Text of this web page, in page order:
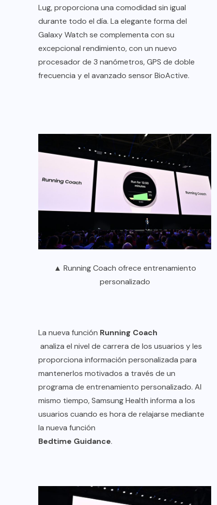
Lug, proporciona una comodidad sin igual
durante todo el día. La elegante forma del
Galaxy Watch se complementa con su
excepcional rendimiento, con un nuevo
procesador de 3 nanómetros, GPS de doble
frecuencia y el avanzado sensor BioActive.
▲ Running Coach ofrece entrenamiento
personalizado
La nueva función Running Coach
analiza el nivel de carrera de los usuarios y les
proporciona información personalizada para
mantenerlos motivados a través de un
programa de entrenamiento personalizado. Al
mismo tiempo, Samsung Health informa a los
usuarios cuando es hora de relajarse mediante
la nueva función
Bedtime Guidance.